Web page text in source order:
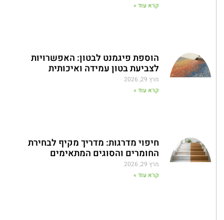
קרא עוד »
הוספת פיגמנט לבטון: האפשרויות
לצביעת בטון עמידה ואיכותית
מרץ 29, 2026
קרא עוד »
חיפוי מדרגות: מדריך מקיף לבחירת
החומרים והסוגים המתאימים
מרץ 29, 2026
קרא עוד »